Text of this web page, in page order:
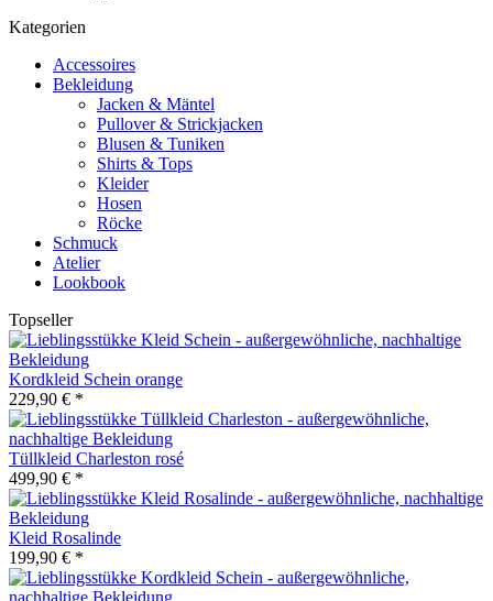
Kategorien
Accessoires
Bekleidung
Jacken & Mäntel
Pullover & Strickjacken
Blusen & Tuniken
Shirts & Tops
Kleider
Hosen
Röcke
Schmuck
Atelier
Lookbook
Topseller
Kordkleid Schein orange
229,90 € *
Tüllkleid Charleston rosé
499,90 € *
Kleid Rosalinde
199,90 € *